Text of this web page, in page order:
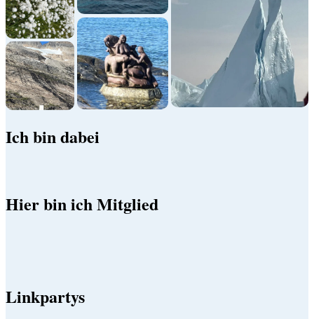
Ich bin dabei
Hier bin ich Mitglied
Linkpartys